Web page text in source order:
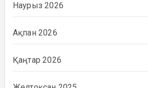
Наурыз 2026
Ақпан 2026
Қаңтар 2026